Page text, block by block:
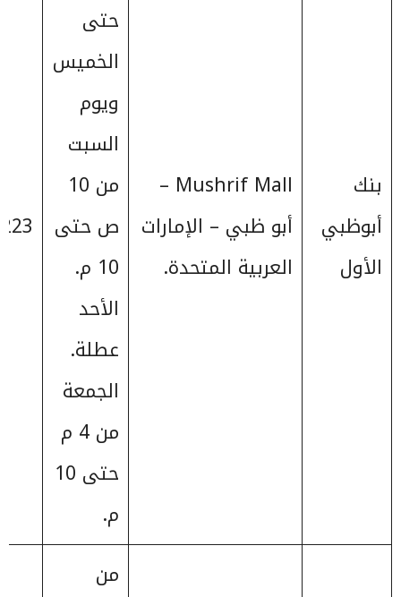
بنك
أبوظبي
الأول
Mushrif Mall –
أبو ظبي – الإمارات
العربية المتحدة.
حتى
الخميس
ويوم
السبت
من 10
ص حتى
10 م.
الأحد
عطلة.
الجمعة
من 4 م
حتى 10
م.
من